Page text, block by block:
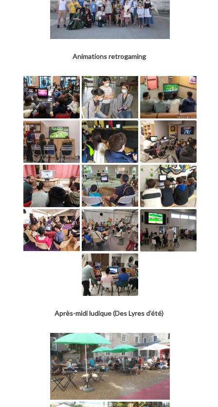
Animations retrogaming
Après-midi ludique (Des Lyres d’été)